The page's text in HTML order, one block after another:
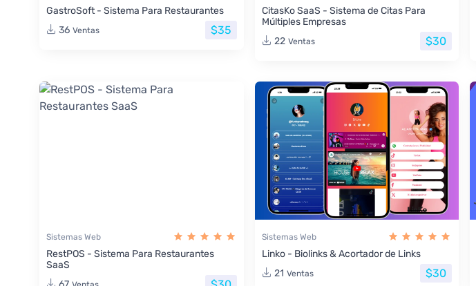
GastroSoft - Sistema Para Restaurantes
36 Ventas $35
CitasKo SaaS - Sistema de Citas Para
Múltiples Empresas
22 Ventas $30
Sistemas Web
RestPOS - Sistema Para Restaurantes
SaaS
Sistemas Web
Linko - Biolinks & Acortador de Links
21 Ventas $30